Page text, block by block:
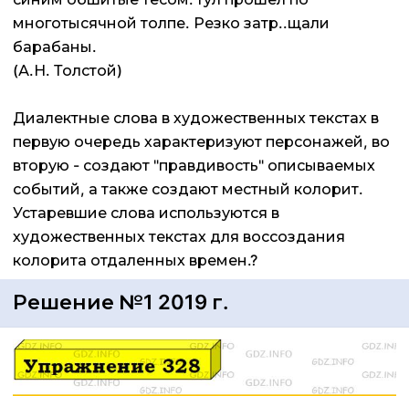
многотысячной толпе. Резко затр..щали
барабаны.
(А.Н. Толстой)
Диалектные слова в художественных текстах в
первую очередь характеризуют персонажей, во
вторую - создают "правдивость" описываемых
событий, а также создают местный колорит.
Устаревшие слова используются в
художественных текстах для воссоздания
колорита отдаленных времен.?
Решение №1 2019 г.